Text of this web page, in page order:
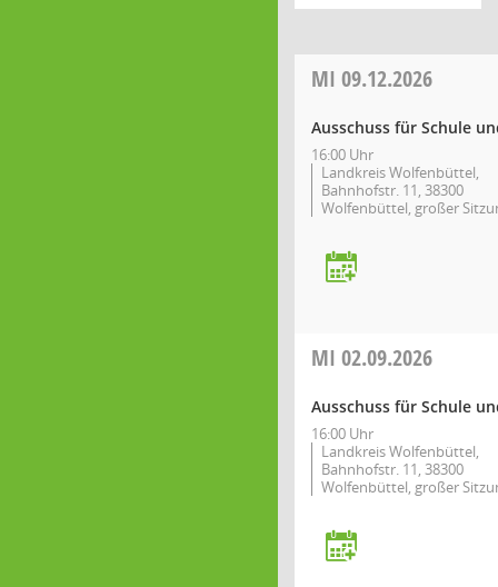
MI 09.12.2026
Ausschuss für Schule
16:00 Uhr
Landkreis Wolfenbüttel,
Bahnhofstr. 11, 38300
Wolfenbüttel, großer
MI 02.09.2026
Ausschuss für Schule
16:00 Uhr
Landkreis Wolfenbüttel,
Bahnhofstr. 11, 38300
Wolfenbüttel, großer